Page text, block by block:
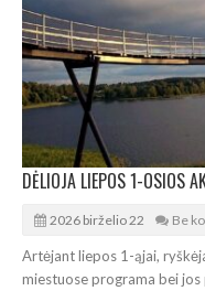
2026 birželio 22 Be
Artėjant liepos 1-ąjai,
miestuose programa bei